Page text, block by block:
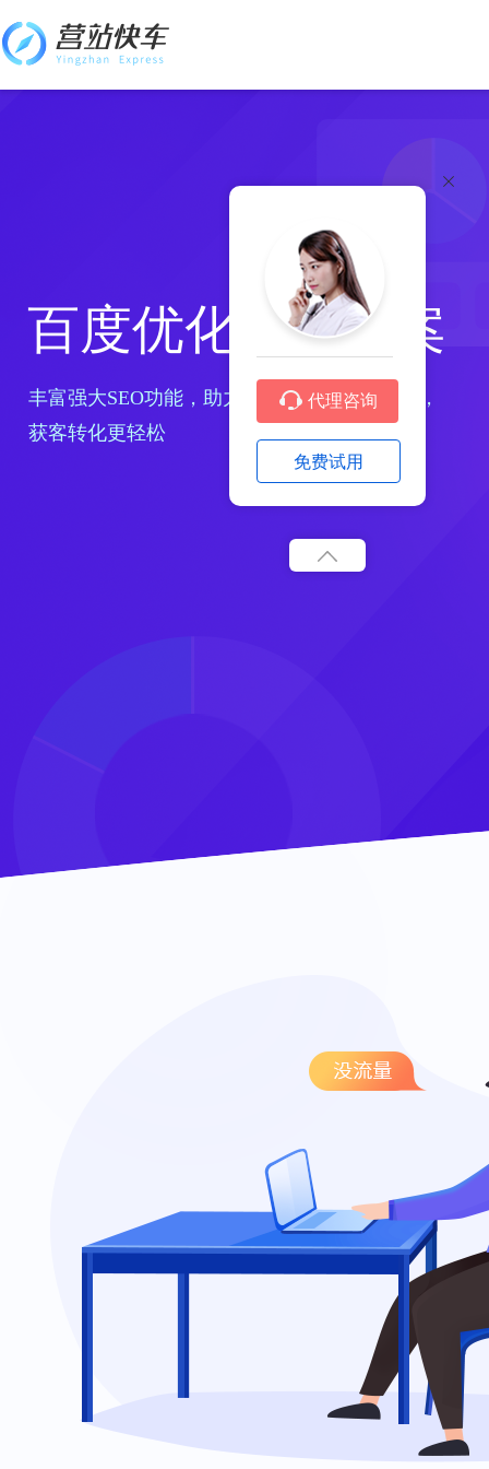
百度优化解决方案
丰富强大SEO功能，助力百度收录和排名提升，
获客转化更轻松
代理咨询
免费试用